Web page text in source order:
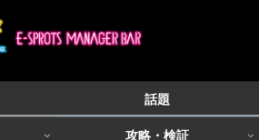
話題
攻略・検証